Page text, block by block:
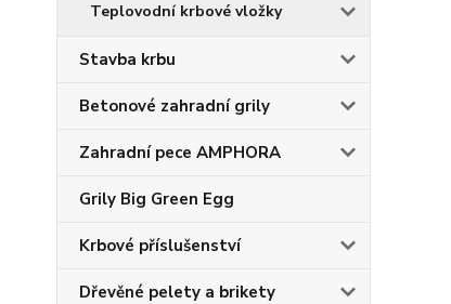
Teplovodní krbové vložky
Stavba krbu
Betonové zahradní grily
Zahradní pece AMPHORA
Grily Big Green Egg
Krbové příslušenství
Dřevěné pelety a brikety